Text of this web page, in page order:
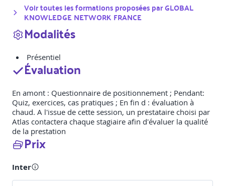
Voir toutes les formations proposées parGLOBAL
KNOWLEDGE NETWORK FRANCE
Modalités
Présentiel
Évaluation
En amont : Questionnaire de positionnement ; Pendant:
Quiz, exercices, cas pratiques ; En fin d : évaluation à
chaud. A l'issue de cette session, un prestataire choisi par
Atlas contactera chaque stagiaire afin d'évaluer la qualité
de la prestation
Prix
Inter